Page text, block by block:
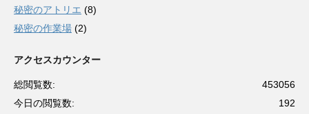
秘密のアトリエ (8)
秘密の作業場 (2)
アクセスカウンター
453056
総閲覧数:
192
今日の閲覧数: